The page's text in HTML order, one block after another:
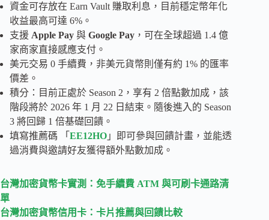
資金可存放在 Earn Vault 賺取利息，目前穩定幣年化
收益最高可達 6%。
支援 Apple Pay 與 Google Pay ，可在全球超過 1.4 億
家商家直接感應支付。
美元交易 0 手續費，非美元貨幣則僅有約 1% 的匯率
價差。
積分：目前正處於 Season 2，享有 2 倍點數加成，該
階段將於 2026 年 1 月 22 日結束。隨後進入的 Season
3 將回歸 1 倍基礎回饋。
填寫推薦碼 「 EE12HO 」即可參與回饋計畫，並能透
過消費與邀請好友獲得額外點數加成。
台灣加密貨幣卡實測：免手續費 ATM 與可刷卡通路清
單
台灣加密貨幣信用卡：卡片推薦與回饋比較